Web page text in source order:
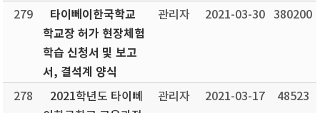
279
타이뻬이한국학교
학교장 허가 현장체험
학습 신청서 및 보고
서, 결석계 양식
관리자 2021-03-30 380200
278
2021학년도 타이뻬
관리자 2021-03-17 48523